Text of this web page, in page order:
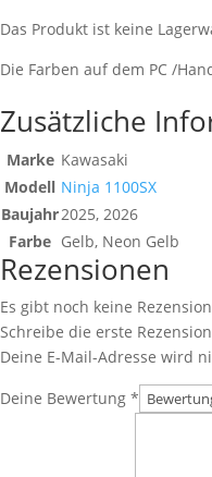
Das Produkt ist keine
Die Farben auf dem PC /
Zusätzliche
Marke Kawasaki
Modell Ninja 1100SX
Baujahr2025, 2026
Farbe Gelb, Neon Gelb
Rezensionen
Es gibt noch keine
Schreibe die erste
Deine E-Mail-Adresse wird
Deine Bewertung *